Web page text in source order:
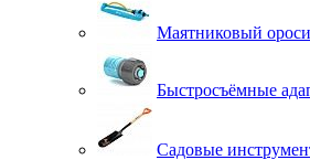
Маятниковый
Быстросъёмные
Садовые